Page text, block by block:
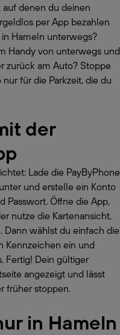
auf denen du deinen
per App bezahlen
Hameln unterwegs?
Handy von unterwegs und
zurück am Auto? Stoppe
für die Parkzeit, die du
der
Lade die PayByPhone
und erstelle ein Konto
Passwort. Öffne die App,
nutze die Kartenansicht,
Dann wählst du einfach die
Kennzeichen ein und
Fertig! Dein gültiger
angezeigt und lässt
früher stoppen.
in Hameln